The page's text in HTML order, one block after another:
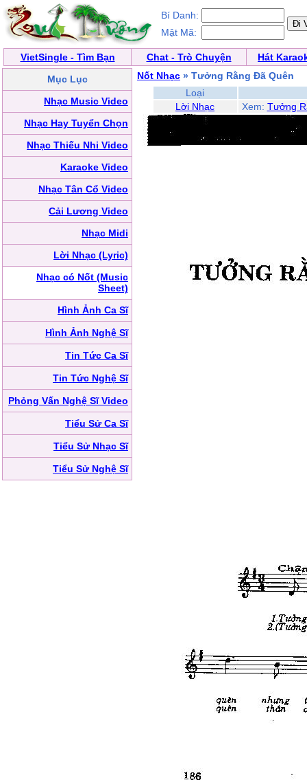
Bí Danh:
Mật Mã:
VietSingle - Tìm Bạn Chat - Trò Chuyện
Hát
Mục Lục
Nhạc Music Video
Nhạc Hay Tuyển Chọn
Nhạc Thiếu Nhi Video
Karaoke Video
Nhạc Tân Cổ Video
Cải Lương Video
Nhạc Midi
Lời Nhạc (Lyric)
Nhạc có Nốt (Music
Sheet)
Hình Ảnh Ca Sĩ
Hình Ảnh Nghệ Sĩ
Tin Tức Ca Sĩ
Tin Tức Nghệ Sĩ
Phỏng Vấn Nghệ Sĩ Video
Tiểu Sử Ca Sĩ
Tiểu Sử Nhạc Sĩ
Tiểu Sử Nghệ Sĩ
Nốt Nhạc » Tưởng Rằng Đã Quên
Loại
Lời Nhạc
Xem: Tưởng